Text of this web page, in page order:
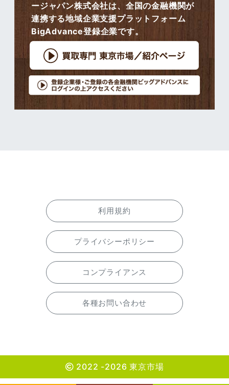
ージャパン株式会社は、全国の金融機関が
連携する地域企業支援プラットフォーム
BigAdvance登録企業です。
利用規約
プライバシーポリシー
コンプライアンス
各種お問い合わせ
2022 -2026 東京市場